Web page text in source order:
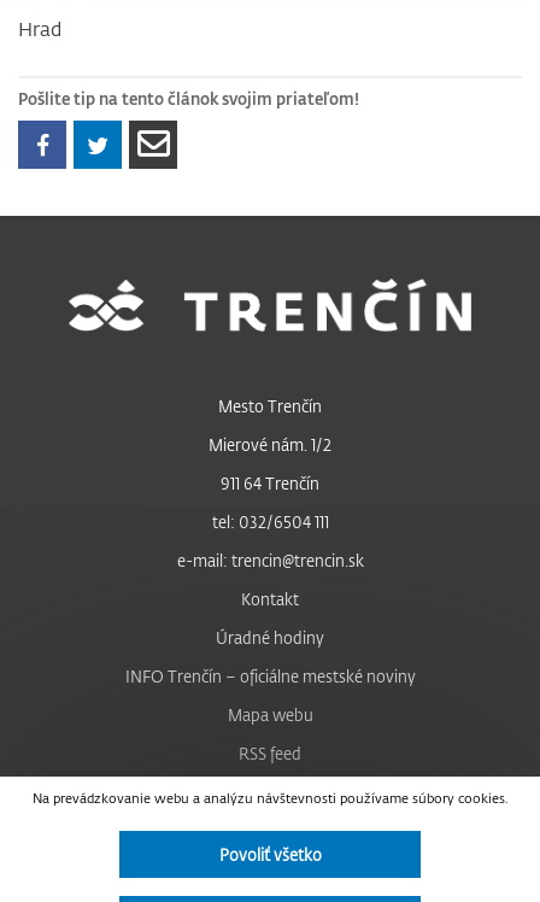
Hrad
Pošlite tip na tento článok svojim priateľom!
Na prevádzkovanie webu a analýzu návštevnosti používame súbory cookies.
Povoliť všetko
Mesto Trenčín
Mierové nám. 1/2
911 64 Trenčín
tel: 032/6504 111
e-mail: trencin@trencin.sk
Kontakt
Úradné hodiny
INFO Trenčín – oficiálne mestské noviny
Mapa webu
RSS feed
Nastavenie cookies
Facebook